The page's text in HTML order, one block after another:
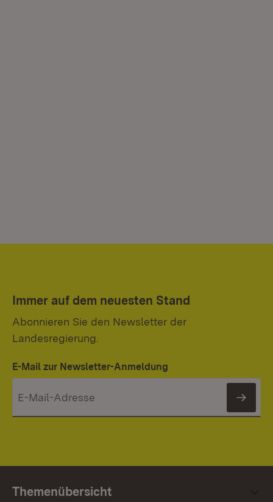
Immer auf dem neuesten Stand
Abonnieren Sie den Newsletter der
Landesregierung.
E-Mail zur Newsletter-Anmeldung
Themenübersicht